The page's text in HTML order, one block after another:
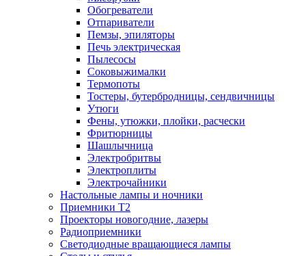
Обогреватели
Отпариватели
Пемзы, эпиляторы
Печь электрическая
Пылесосы
Соковыжималки
Термопоты
Тостеры, бутербродницы, сендвичницы
Утюги
Фены, утюжки, плойки, расчески
Фритюрницы
Шашлычница
Электробритвы
Электроплиты
Электрочайники
Настольные лампы и ночники
Приемники T2
Проекторы новогодние, лазеры
Радиоприемники
Светодиодные вращающиеся лампы